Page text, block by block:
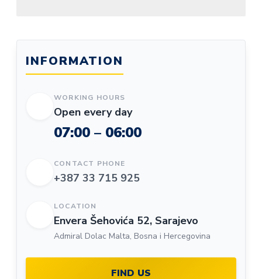
INFORMATION
WORKING HOURS
Open every day
07:00 – 06:00
CONTACT PHONE
+387 33 715 925
LOCATION
Envera Šehovića 52, Sarajevo
Admiral Dolac Malta, Bosna i Hercegovina
FIND US